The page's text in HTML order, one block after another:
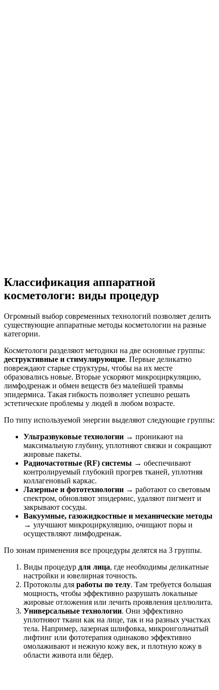
Классификация аппаратной
косметологи: виды процедур
Огромный выбор современных технологий позволяет делить
существующие аппаратные методы косметологии на разные
категории.
Косметологи разделяют методики на две основные группы:
деструктивные и стимулирующие. Первые деликатно
повреждают старые структуры, чтобы на их месте
образовались новые. Вторые ускоряют микроциркуляцию,
лимфодренаж и обмен веществ без малейшей травмы
эпидермиса. Такая гибкость позволяет успешно решать
эстетические проблемы у людей в любом возрасте.
По типу используемой энергии выделяют следующие группы:
Ультразвуковые технологии → проникают на
максимальную глубину, уплотняют связки и сокращают
жировые пакеты.
Радиочастотные (RF) системы → обеспечивают
контролируемый глубокий прогрев тканей, уплотняя
коллагеновый каркас.
Лазерные и фототехнологии → работают со световым
спектром, обновляют эпидермис, удаляют пигмент и
закрывают сосуды.
Вакуумные, газожидкостные и механические методы
→ улучшают микроциркуляцию, очищают поры и
осуществляют лимфодренаж.
По зонам применения все процедуры делятся на 3 группы.
Виды процедур для лица, где необходимы деликатные
настройки и ювелирная точность.
Протоколы для работы по телу. Там требуется большая
мощность, чтобы эффективно разрушать локальные
жировые отложения или лечить проявления целлюлита.
Универсальные технологии. Они эффективно
уплотняют ткани как на лице, так и на разных участках
тела. Например, лазерная шлифовка, микроигольчатый
лифтинг или фототерапия одинаково эффективно
омолаживают и нежную кожу век, и плотную кожу в
области живота или бёдер.